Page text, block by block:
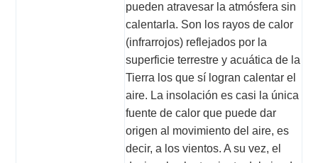
sea solucionada, se continuarán registrando
de la estación Puente Aranda se
pueden atravesar la atmósfera sin
calentarla. Son los rayos de calor
(infrarrojos) reflejados por la
superficie terrestre y acuática de la
Tierra los que sí logran calentar el
aire. La insolación es casi la única
fuente de calor que puede dar
origen al movimiento del aire, es
decir, a los vientos. A su vez, el